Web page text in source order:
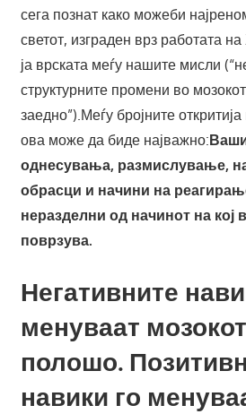
сега познат како можеби
светот, изграден врз работата
ја врската меѓу нашите мисли
структурните промени во
заедно”).Меѓу бројните
ова може да биде најважно:
однесувања, размислување,
обрасци и начини на
неразделни од начинот на кој
поврзува.
Негативните
менуваат
полошо.
навики го